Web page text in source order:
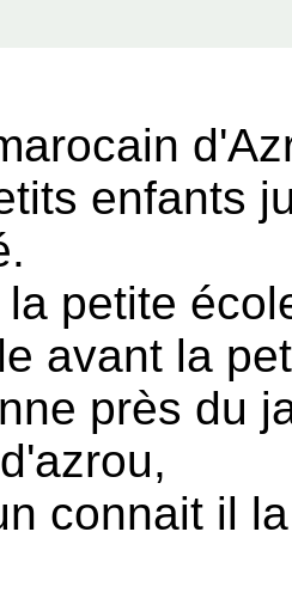
enfants
la petite
avant la
près du
connait il